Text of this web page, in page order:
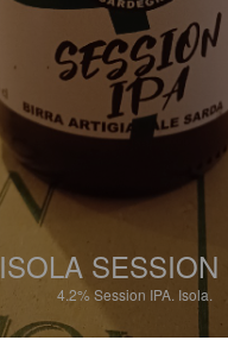
ISOLA SESSION
4.2%Session IPA. Isola.